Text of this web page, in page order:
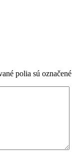
polia sú označené